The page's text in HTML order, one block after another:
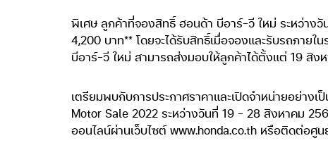
พิเศษ ลูกค้าที่จองสิทธิ์ ฮอนด้า บีอาร์-วี ใหม่ ระหว่าง
4,200 บาท** โดยจะได้รับสิทธิ์เมื่อจองและรับรถภาย
บีอาร์-วี ใหม่ สามารถส่งมอบให้ลูกค้าได้ตั้งแต่ 19 สิง
เตรียมพบกับการประกาศราคาและเปิดจำหน่ายอย่า
Motor Sale 2022 ระหว่างวันที่ 19 – 28 สิงหาคม
ออนไลน์ผ่านเว็บไซต์ www.honda.co.th หรือติดต่อศู